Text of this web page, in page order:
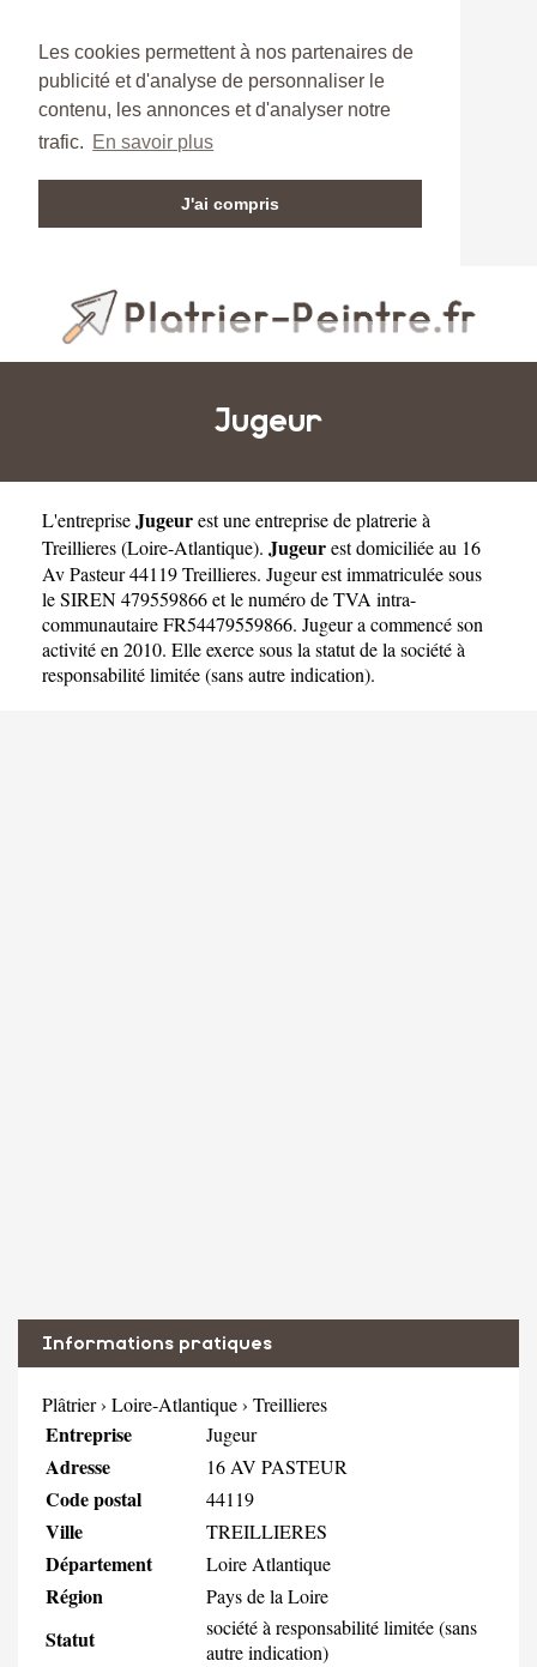
Les cookies permettent à nos partenaires de
publicité et d'analyse de personnaliser le
contenu, les annonces et d'analyser notre
trafic. En savoir plus
J'ai compris
Jugeur
L'entrepriseJugeurest uneentreprise de platrerie à
Treillieres(Loire-Atlantique). Jugeurest domiciliée au 16
Av Pasteur 44119 Treillieres. Jugeur est immatriculée sous
le SIREN 479559866 et le numéro de TVA intra-
communautaire FR54479559866. Jugeur a commencé son
activité en 2010. Elle exerce sous la statut de la société à
responsabilité limitée (sans autre indication).
Informations pratiques
Plâtrier› Loire-Atlantique› Treillieres
Entreprise Jugeur
Adresse 16 AV PASTEUR
Code postal 44119
Ville TREILLIERES
Département Loire Atlantique
Région Pays de la Loire
Statut
société à responsabilité limitée (sans
autre indication)